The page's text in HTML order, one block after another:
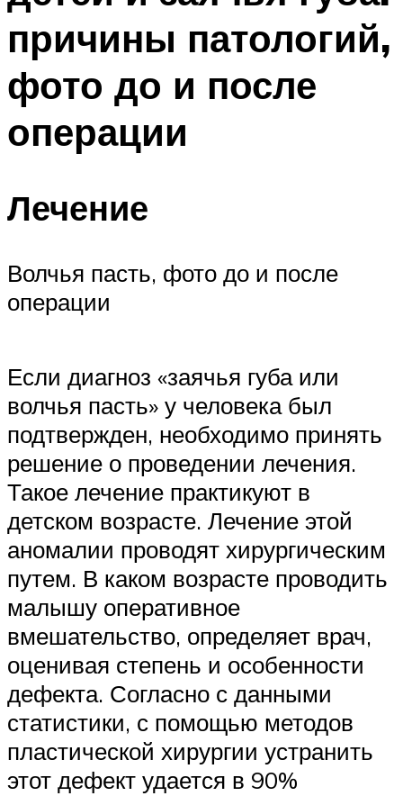
причины патологий,
фото до и после
операции
Лечение
Волчья пасть, фото до и после
операции
Если диагноз «заячья губа или
волчья пасть» у человека был
подтвержден, необходимо принять
решение о проведении лечения.
Такое лечение практикуют в
детском возрасте. Лечение этой
аномалии проводят хирургическим
путем. В каком возрасте проводить
малышу оперативное
вмешательство, определяет врач,
оценивая степень и особенности
дефекта. Согласно с данными
статистики, с помощью методов
пластической хирургии устранить
этот дефект удается в 90%